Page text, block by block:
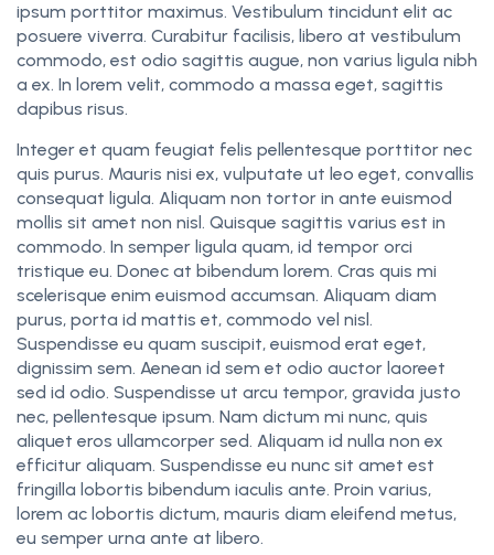
ipsum porttitor maximus. Vestibulum tincidunt elit ac
posuere viverra. Curabitur facilisis, libero at vestibulum
commodo, est odio sagittis augue, non varius ligula nibh
a ex. In lorem velit, commodo a massa eget, sagittis
dapibus risus.
Integer et quam feugiat felis pellentesque porttitor nec
quis purus. Mauris nisi ex, vulputate ut leo eget, convallis
consequat ligula. Aliquam non tortor in ante euismod
mollis sit amet non nisl. Quisque sagittis varius est in
commodo. In semper ligula quam, id tempor orci
tristique eu. Donec at bibendum lorem. Cras quis mi
scelerisque enim euismod accumsan. Aliquam diam
purus, porta id mattis et, commodo vel nisl.
Suspendisse eu quam suscipit, euismod erat eget,
dignissim sem. Aenean id sem et odio auctor laoreet
sed id odio. Suspendisse ut arcu tempor, gravida justo
nec, pellentesque ipsum. Nam dictum mi nunc, quis
aliquet eros ullamcorper sed. Aliquam id nulla non ex
efficitur aliquam. Suspendisse eu nunc sit amet est
fringilla lobortis bibendum iaculis ante. Proin varius,
lorem ac lobortis dictum, mauris diam eleifend metus,
eu semper urna ante at libero.